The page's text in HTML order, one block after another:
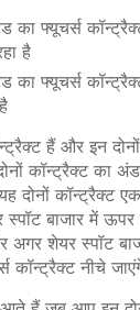
का फ्यूचर्स
है
का फ्यूचर्स
हैं और इन
कॉन्ट्रैक्ट का
दोनों कॉन्ट्रैक्ट
बाजार में ऊपर
शेयर स्पॉट
कॉन्ट्रैक्ट नीचे